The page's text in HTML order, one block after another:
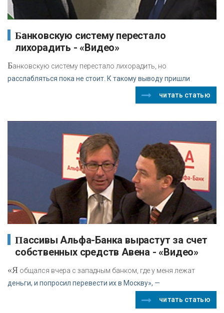
Банковскую систему перестало
лихорадить - «Видео»
Банковскую систему перестало лихорадить, но
расслабляться пока не стоит. К такому выводу пришли
читать статью
Пассивы Альфа-Банка вырастут за счет
собственных средств Авена - «Видео»
«Я общался вчера с западным банком, где у меня лежат
деньги, и попросил перевести их в Москву», —
читать статью